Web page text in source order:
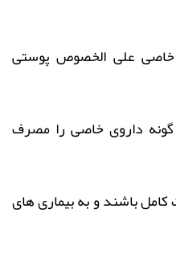
خاصی علی الخصوص پوستی
داروی خاصی را مصرف
باشند و به بیماری های